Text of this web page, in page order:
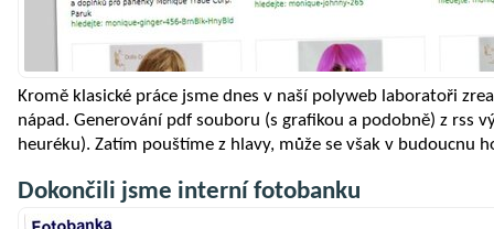
Kromě klasické práce jsme dnes v naší polyweb laboratoři
nápad. Generování pdf souboru (s grafikou a podobně) z rss
heuréku). Zatím pouštíme z hlavy, může se však v budoucnu
Dokončili jsme interní fotobanku